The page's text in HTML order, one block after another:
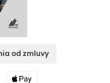
od zmluvy